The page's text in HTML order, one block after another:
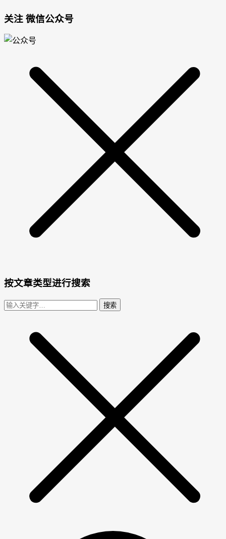
关注 微信公众号
按文章类型进行搜索